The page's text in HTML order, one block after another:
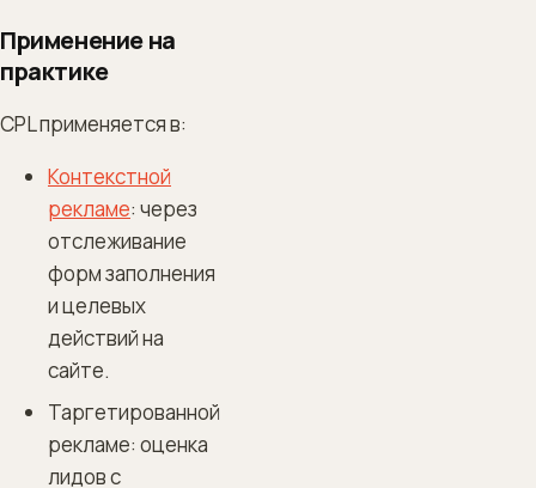
Применение на
практике
CPL применяется в:
Контекстной
рекламе: через
отслеживание
форм заполнения
и целевых
действий на
сайте.
Таргетированной
рекламе: оценка
лидов с